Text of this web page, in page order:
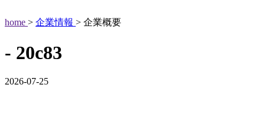
home > 企業情報 > 企業概要
- 20c83
2026-07-25